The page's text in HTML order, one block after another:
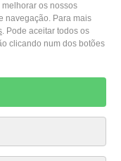
os nossos
navegação. Para mais
. Pode aceitar todos os
clicando num dos botões